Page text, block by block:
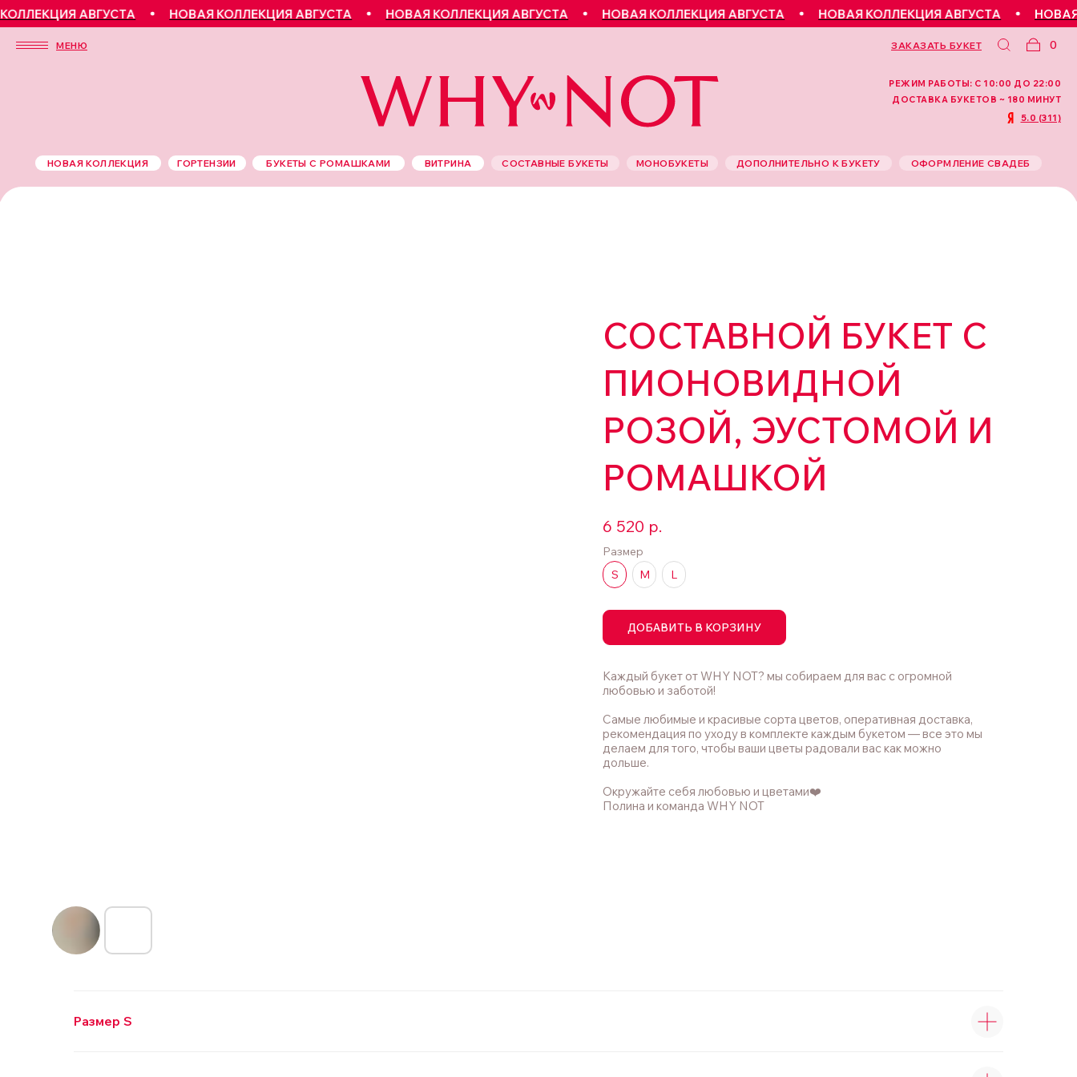
АВГУСТА НОВАЯ КОЛЛЕКЦИЯ АВГУСТА НОВАЯ КОЛЛЕКЦИЯ АВГУСТА НОВАЯ КОЛЛЕКЦИЯ АВГУСТА НОВАЯ КОЛЛЕКЦИЯ АВГУСТА НОВАЯ
МЕНЮ 0
ЗАКАЗАТЬ БУКЕТ
5.0 (311)
ДОСТАВКА БУКЕТОВ ~ 180 МИНУТ
РЕЖИМ РАБОТЫ: С 10:00 ДО 22:00
БУКЕТЫ С РОМАШКАМИ ВИТРИНА
НОВАЯ КОЛЛЕКЦИЯ ДОПОЛНИТЕЛЬНО К БУКЕТУ
ГОРТЕНЗИИ ОФОРМЛЕНИЕ СВАДЕБ
МОНОБУКЕТЫ
СОСТАВНЫЕ БУКЕТЫ
СОСТАВНОЙ БУКЕТ С
ПИОНОВИДНОЙ
РОЗОЙ, ЭУСТОМОЙ И
РОМАШКОЙ
6 520 р.
Размер
S
M L
ДОБАВИТЬ В КОРЗИНУ
Каждый букет от WHY NOT? мы собираем для вас с огромной
любовью и заботой!
Самые любимые и красивые сорта цветов, оперативная доставка,
рекомендация по уходу в комплекте каждым букетом — все это мы
делаем для того, чтобы ваши цветы радовали вас как можно
дольше.
Окружайте себя любовью и цветами❤️
Полина и команда WHY NOT
Размер S